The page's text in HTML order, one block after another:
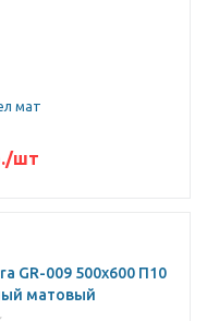
мат
/шт
GR-009 500х600 П10
матовый